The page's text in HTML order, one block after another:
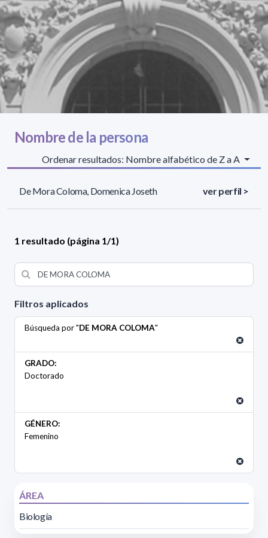
Filtros aplicados
Búsqueda por "DE MORA COLOMA"
GRADO:
Doctorado
GÉNERO:
Femenino
ÁREA
Biología
Nombre de la persona
Ordenar resultados: Nombre alfabético de Z a A
De Mora Coloma, Domenica Joseth ver perfil >
1 resultado (página 1/1)